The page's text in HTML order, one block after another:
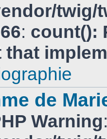
: count():
that
de
Warning